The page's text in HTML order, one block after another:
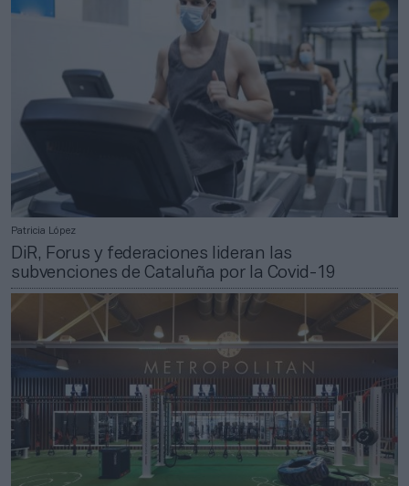
Patricia López
DiR, Forus y federaciones lideran las
subvenciones de Cataluña por la Covid-19